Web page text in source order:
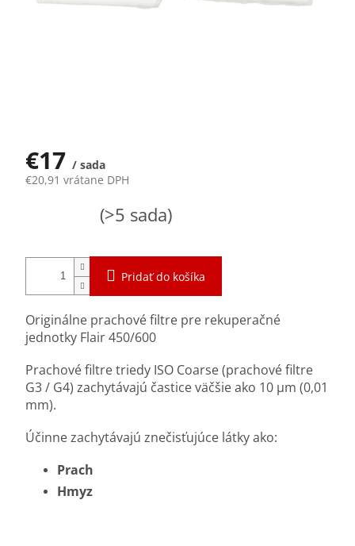
€17/ sada
€20,91 vrátane DPH
(>5 sada)
Pridať do košíka
Originálne prachové filtre pre rekuperačné
jednotky Flair 450/600
Prachové filtre triedy ISO Coarse (prachové filtre
G3 / G4) zachytávajú častice väčšie ako 10 μm (0,01
mm).
Účinne zachytávajú znečisťujúce látky ako:
Prach
Hmyz